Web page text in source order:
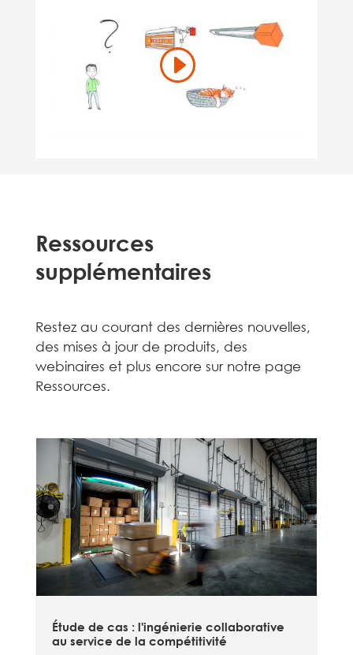
Ressources
supplémentaires
Restez au courant des dernières nouvelles,
des mises à jour de produits, des
webinaires et plus encore sur notre page
Ressources.
Étude de cas : l'ingénierie collaborative
au service de la compétitivité